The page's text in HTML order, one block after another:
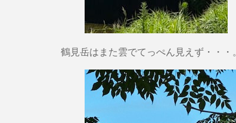
鶴見岳はまた雲でてっぺん見えず・・・。